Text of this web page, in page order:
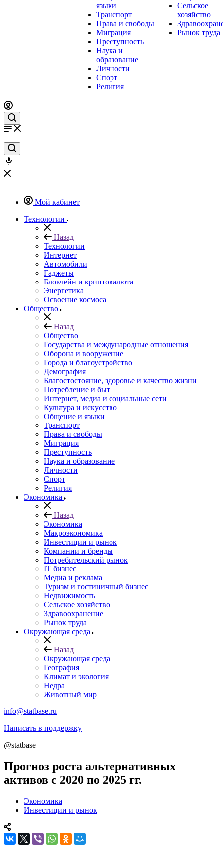
языки
Транспорт
Права и свободы
Миграция
Преступность
Наука и
образование
Личности
Спорт
Религия
Сельское
хозяйство
Рынок труда
Мой кабинет
Технологии
Назад
Технологии
Интернет
Автомобили
Гаджеты
Блокчейн и криптовалюта
Энергетика
Освоение космоса
Общество
Назад
Общество
Государства и международные отношения
Оборона и вооружение
Города и благоустройство
Демография
Благостостояние, здоровье и качество жизни
Потребление и быт
Интернет, медиа и социальные сети
Культура и искусство
Общение и языки
Транспорт
Права и свободы
Миграция
Преступность
Наука и образование
Личности
Спорт
Религия
Экономика
Назад
Экономика
Макроэкономика
Инвестиции и рынок
Компании и бренды
Потребительский рынок
IT бизнес
Медиа и реклама
Туризм и гостиничный бизнес
Недвижимость
Сельское хозяйство
Здравоохранение
Рынок труда
Окружающая среда
Назад
Окружающая среда
География
Климат и экология
Недра
Животный мир
info@statbase.ru
Написать в поддержку
@statbase
Прогноз роста альтернативных
активов с 2020 по 2025 гг.
Экономика
Инвестиции и рынок